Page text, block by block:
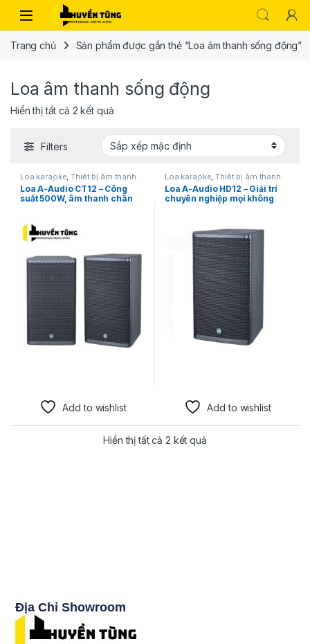
Trang chủ Sản phẩm được gắn thẻ “Loa âm thanh sống động”
Loa âm thanh sống động
Hiển thị tất cả 2 kết quả
Filters
Loa karaoke ,Thiết bị âm thanh
karaoke | KTV
Loa A-Audio CT12 – Công
suất 500W, âm thanh chân
Add to wishlist
Loa karaoke ,Thiết bị âm thanh
karaoke | KTV
Loa A-Audio HD12 – Giải trí
chuyên nghiệp mọi không
Add to wishlist
Hiển thị tất cả 2 kết quả
Địa Chỉ Showroom